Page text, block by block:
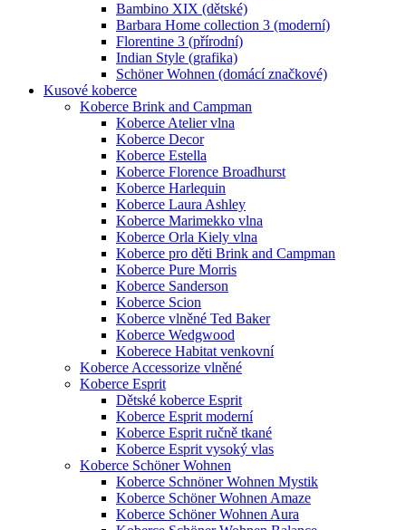
Bambino XIX (dětské)
Barbara Home collection 3 (moderní)
Florentine 3 (přírodní)
Indian Style (grafika)
Schöner Wohnen (domácí značkové)
Kusové koberce
Koberce Brink and Campman
Koberce Atelier vlna
Koberce Decor
Koberce Estella
Koberce Florence Broadhurst
Koberce Harlequin
Koberce Laura Ashley
Koberce Marimekko vlna
Koberce Orla Kiely vlna
Koberce pro děti Brink and Campman
Koberce Pure Morris
Koberce Sanderson
Koberce Scion
Koberce vlněné Ted Baker
Koberce Wedgwood
Koberece Habitat venkovní
Koberce Accessorize vlněné
Koberce Esprit
Dětské koberce Esprit
Koberce Esprit moderní
Koberce Esprit ručně tkané
Koberce Esprit vysoký vlas
Koberce Schöner Wohnen
Koberce Schnöner Wohnen Mystik
Koberce Schöner Wohnen Amaze
Koberce Schöner Wohnen Aura